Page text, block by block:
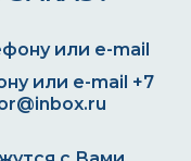
или e-mail +7